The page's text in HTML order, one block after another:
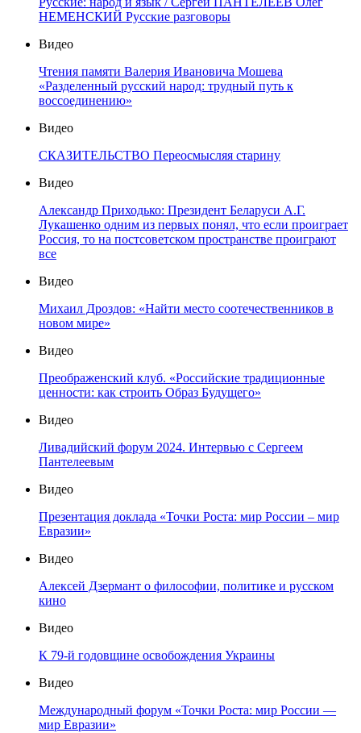
НЕМЕНСКИЙ Русские разговоры
Видео
Чтения памяти Валерия Ивановича Мошева
«Разделенный русский народ: трудный путь к
воссоединению»
Видео
СКАЗИТЕЛЬСТВО Переосмысляя старину
Видео
Александр Приходько: Президент Беларуси А.Г.
Лукашенко одним из первых понял, что если проиграет
Россия, то на постсоветском пространстве проиграют
все
Видео
Михаил Дроздов: «Найти место соотечественников в
новом мире»
Видео
Преображенский клуб. «Российские традиционные
ценности: как строить Образ Будущего»
Видео
Ливадийский форум 2024. Интервью с Сергеем
Пантелеевым
Видео
Презентация доклада «Точки Роста: мир России – мир
Евразии»
Видео
Алексей Дзермант о философии, политике и русском
кино
Видео
К 79-й годовщине освобождения Украины
Видео
Международный форум «Точки Роста: мир России —
мир Евразии»